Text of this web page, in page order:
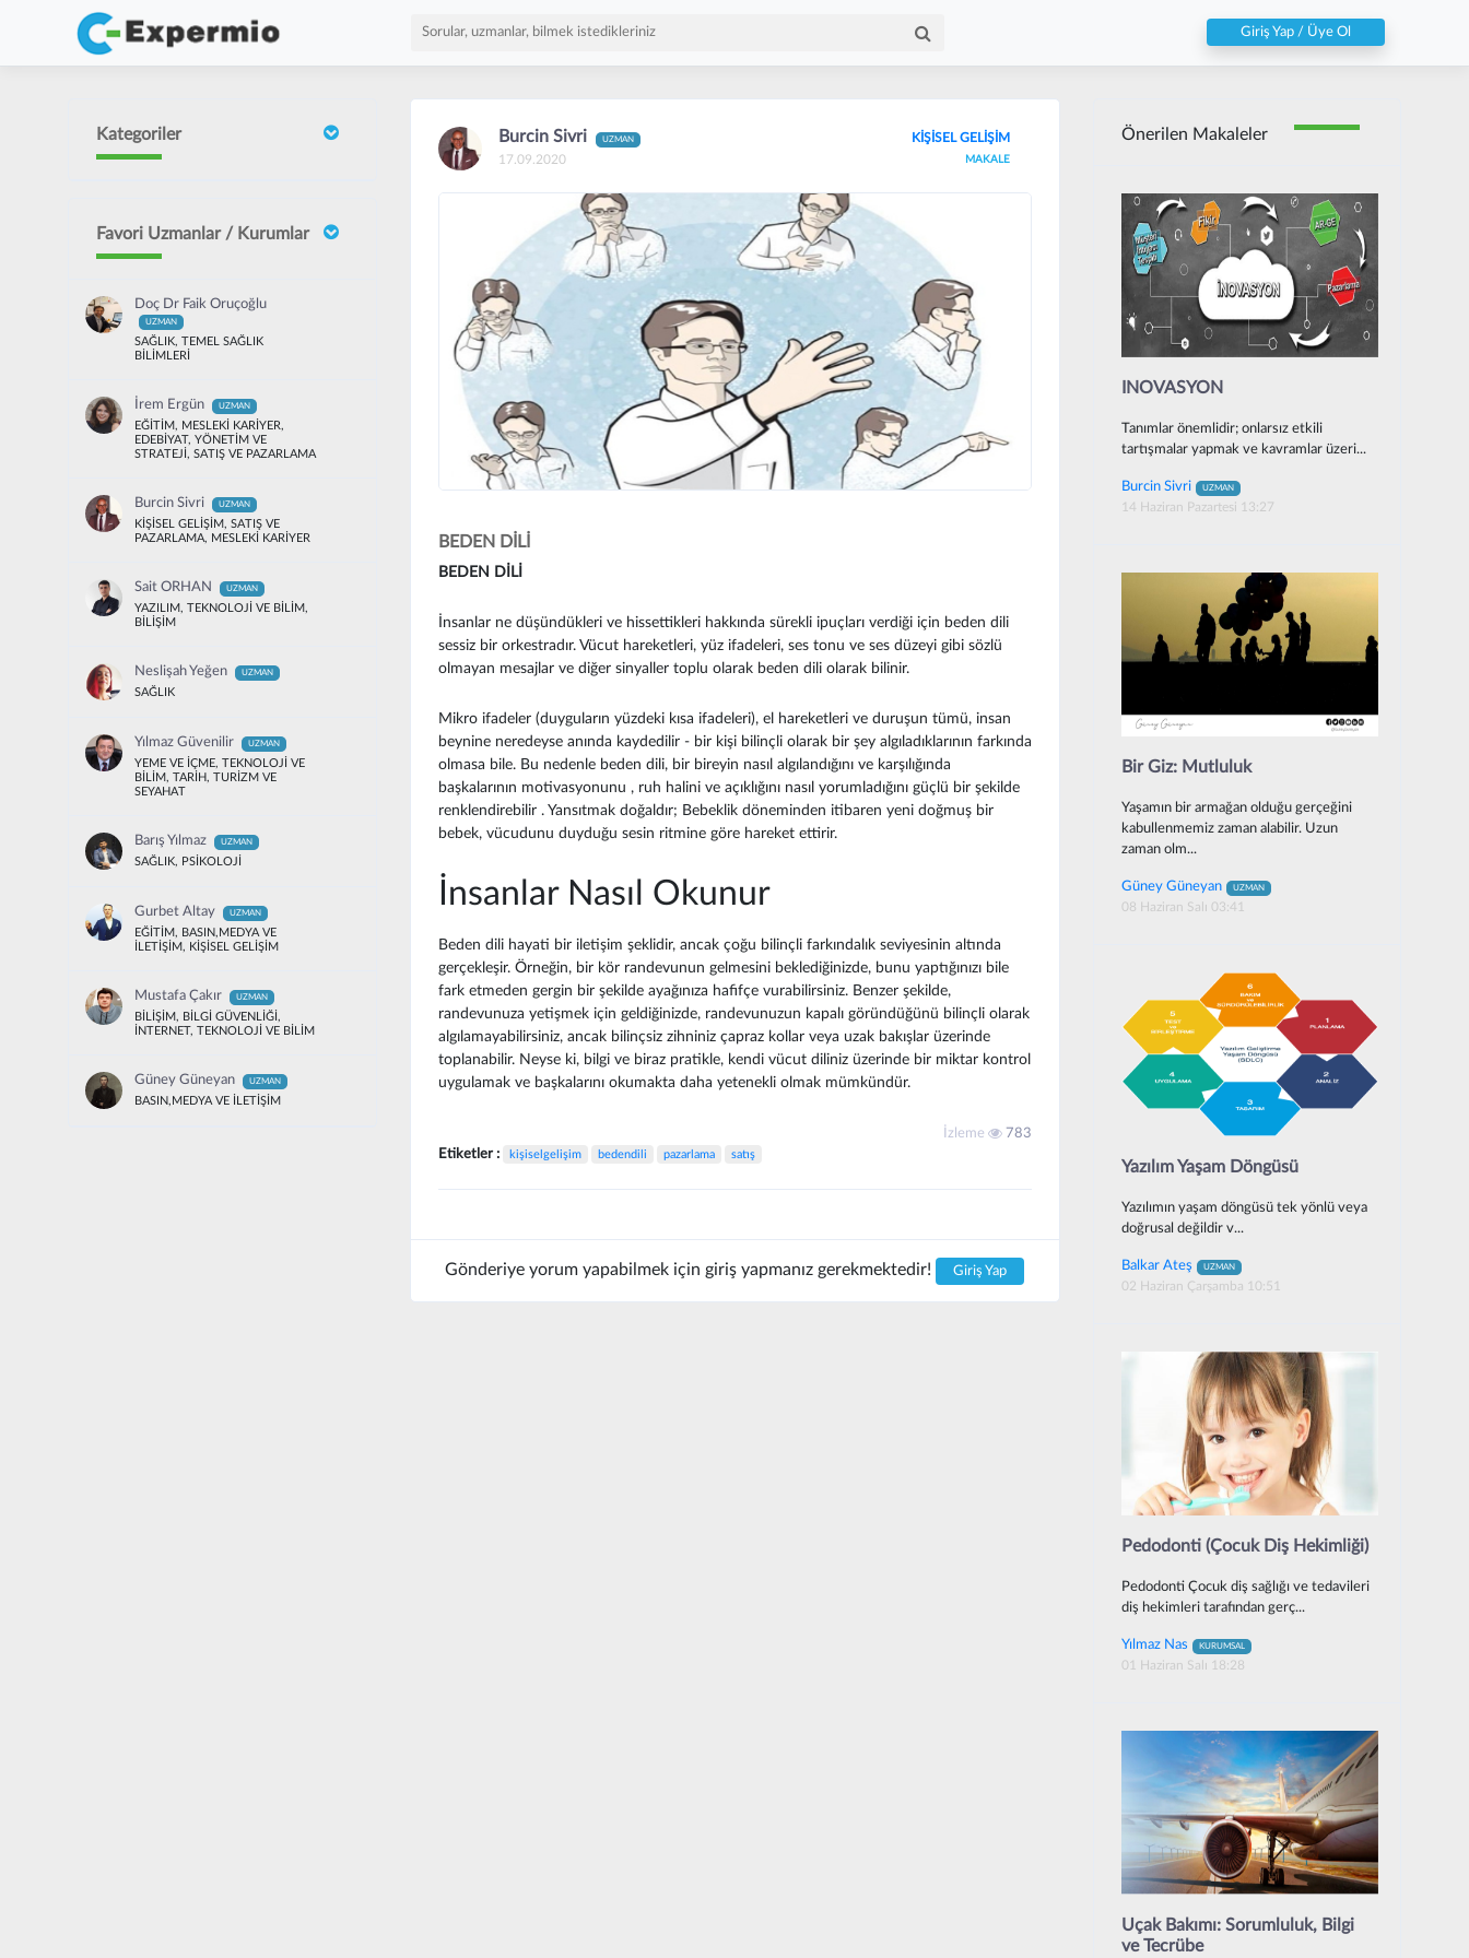
Giriş Yap / Üye Ol
Kategoriler
Favori Uzmanlar / Kurumlar
Doç Dr Faik Oruçoğlu
UZMAN
SAĞLIK, TEMEL SAĞLIK
BİLİMLERİ
İrem Ergün UZMAN
EĞİTİM, MESLEKİ KARİYER,
EDEBİYAT, YÖNETİM VE
STRATEJİ, SATIŞ VE PAZARLAMA
Burcin Sivri UZMAN
KİŞİSEL GELİŞİM, SATIŞ VE
PAZARLAMA, MESLEKİ KARİYER
Sait ORHAN UZMAN
YAZILIM, TEKNOLOJİ VE BİLİM,
BİLİŞİM
Neslişah Yeğen UZMAN
SAĞLIK
Yılmaz Güvenilir UZMAN
YEME VE İÇME, TEKNOLOJİ VE
BİLİM, TARİH, TURİZM VE
SEYAHAT
Barış Yılmaz UZMAN
SAĞLIK, PSİKOLOJİ
Gurbet Altay UZMAN
EĞİTİM, BASIN,MEDYA VE
İLETİŞİM, KİŞİSEL GELİŞİM
Mustafa Çakır UZMAN
BİLİŞİM, BİLGİ GÜVENLİĞİ,
İNTERNET, TEKNOLOJİ VE BİLİM
Güney Güneyan UZMAN
BASIN,MEDYA VE İLETİŞİM
Burcin Sivri UZMAN
17.09.2020
KİŞİSEL GELİŞİM
MAKALE
BEDEN DİLİ
BEDEN DİLİ
İnsanlar ne düşündükleri ve hissettikleri hakkında sürekli ipuçları verdiği için beden dili
sessiz bir orkestradır. Vücut hareketleri, yüz ifadeleri, ses tonu ve ses düzeyi gibi sözlü
olmayan mesajlar ve diğer sinyaller toplu olarak beden dili olarak bilinir.
Mikro ifadeler (duyguların yüzdeki kısa ifadeleri), el hareketleri ve duruşun tümü, insan
beynine neredeyse anında kaydedilir - bir kişi bilinçli olarak bir şey algıladıklarının farkında
olmasa bile. Bu nedenle beden dili, bir bireyin nasıl algılandığını ve karşılığında
başkalarının motivasyonunu , ruh halini ve açıklığını nasıl yorumladığını güçlü bir şekilde
renklendirebilir . Yansıtmak doğaldır; Bebeklik döneminden itibaren yeni doğmuş bir
bebek, vücudunu duyduğu sesin ritmine göre hareket ettirir.
İnsanlar Nasıl Okunur
Beden dili hayati bir iletişim şeklidir, ancak çoğu bilinçli farkındalık seviyesinin altında
gerçekleşir. Örneğin, bir kör randevunun gelmesini beklediğinizde, bunu yaptığınızı bile
fark etmeden gergin bir şekilde ayağınıza hafifçe vurabilirsiniz. Benzer şekilde,
randevunuza yetişmek için geldiğinizde, randevunuzun kapalı göründüğünü bilinçli olarak
algılamayabilirsiniz, ancak bilinçsiz zihniniz çapraz kollar veya uzak bakışlar üzerinde
toplanabilir. Neyse ki, bilgi ve biraz pratikle, kendi vücut diliniz üzerinde bir miktar kontrol
uygulamak ve başkalarını okumakta daha yetenekli olmak mümkündür.
İzleme 783
Etiketler : kişiselgelişim bedendili pazarlama satış
Gönderiye yorum yapabilmek için giriş yapmanız gerekmektedir! Giriş Yap
Önerilen Makaleler
INOVASYON
Tanımlar önemlidir; onlarsız etkili
tartışmalar yapmak ve kavramlar üzeri...
Burcin Sivri UZMAN
14 Haziran Pazartesi 13:27
Bir Giz: Mutluluk
Yaşamın bir armağan olduğu gerçeğini
kabullenmemiz zaman alabilir. Uzun
zaman olm...
Güney Güneyan UZMAN
08 Haziran Salı 03:41
Yazılım Yaşam Döngüsü
Yazılımın yaşam döngüsü tek yönlü veya
doğrusal değildir v...
Balkar Ateş UZMAN
02 Haziran Çarşamba 10:51
Pedodonti (Çocuk Diş Hekimliği)
Pedodonti Çocuk diş sağlığı ve tedavileri
diş hekimleri tarafından gerç...
Yılmaz Nas KURUMSAL
01 Haziran Salı 18:28
Uçak Bakımı: Sorumluluk, Bilgi
ve Tecrübe